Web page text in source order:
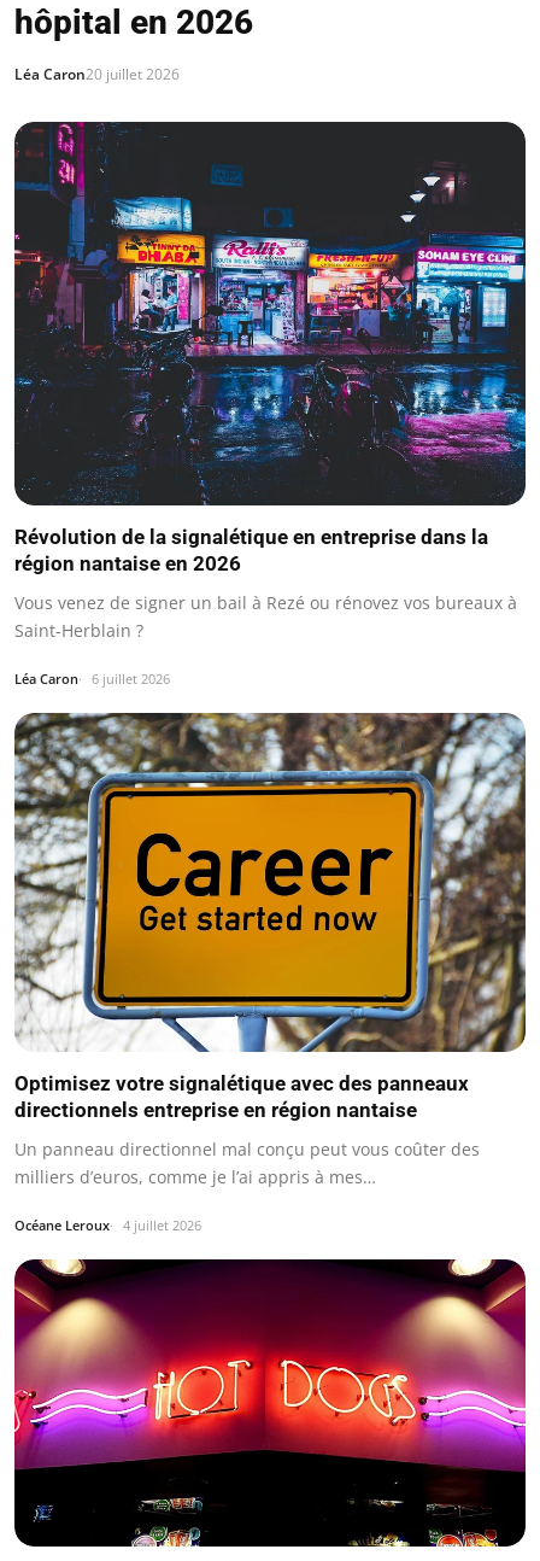
hôpital en 2026
Léa Caron20 juillet 2026
Révolution de la signalétique en entreprise dans la
région nantaise en 2026
Vous venez de signer un bail à Rezé ou rénovez vos bureaux à
Saint-Herblain ?
Léa Caron 6 juillet 2026
Optimisez votre signalétique avec des panneaux
directionnels entreprise en région nantaise
Un panneau directionnel mal conçu peut vous coûter des
milliers d’euros, comme je l’ai appris à mes…
Océane Leroux 4 juillet 2026